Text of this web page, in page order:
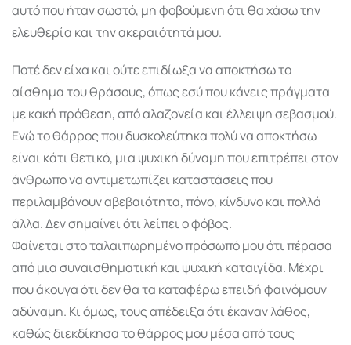
αυτό που ήταν σωστό, μη φοβούμενη ότι θα χάσω την
ελευθερία και την ακεραιότητά μου.
Ποτέ δεν είχα και ούτε επιδίωξα να αποκτήσω το
αίσθημα του θράσους, όπως εσύ που κάνεις πράγματα
με κακή πρόθεση, από αλαζονεία και έλλειψη σεβασμού.
Ενώ το θάρρος που δυσκολεύτηκα πολύ να αποκτήσω
είναι κάτι θετικό, μια ψυχική δύναμη που επιτρέπει στον
άνθρωπο να αντιμετωπίζει καταστάσεις που
περιλαμβάνουν αβεβαιότητα, πόνο, κίνδυνο και πολλά
άλλα. Δεν σημαίνει ότι λείπει ο φόβος.
Φαίνεται στο ταλαιπωρημένο πρόσωπό μου ότι πέρασα
από μια συναισθηματική και ψυχική καταιγίδα. Μέχρι
που άκουγα ότι δεν θα τα καταφέρω επειδή φαινόμουν
αδύναμη. Κι όμως, τους απέδειξα ότι έκαναν λάθος,
καθώς διεκδίκησα το θάρρος μου μέσα από τους